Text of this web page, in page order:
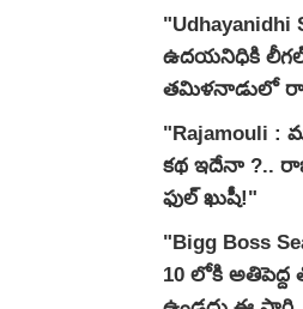
వ్యాఖ్యలు.."
ఉదయనిధికి
తమిళనాడులో
"Rajamouli
కథ ఇదేనా ?..
ఫుల్ ఖుషీ!"
"Bigg Boss
10 లోకి